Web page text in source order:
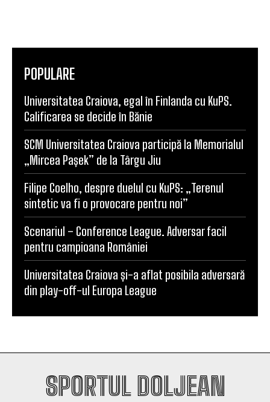
POPULARE
Universitatea Craiova, egal în Finlanda cu KuPS.
Calificarea se decide în Bănie
SCM Universitatea Craiova participă la Memorialul
„Mircea Pașek” de la Târgu Jiu
Filipe Coelho, despre duelul cu KuPS: „Terenul
sintetic va fi o provocare pentru noi”
Scenariul – Conference League. Adversar facil
pentru campioana României
Universitatea Craiova și-a aflat posibila adversară
din play-off-ul Europa League
SPORTUL DOLJEAN